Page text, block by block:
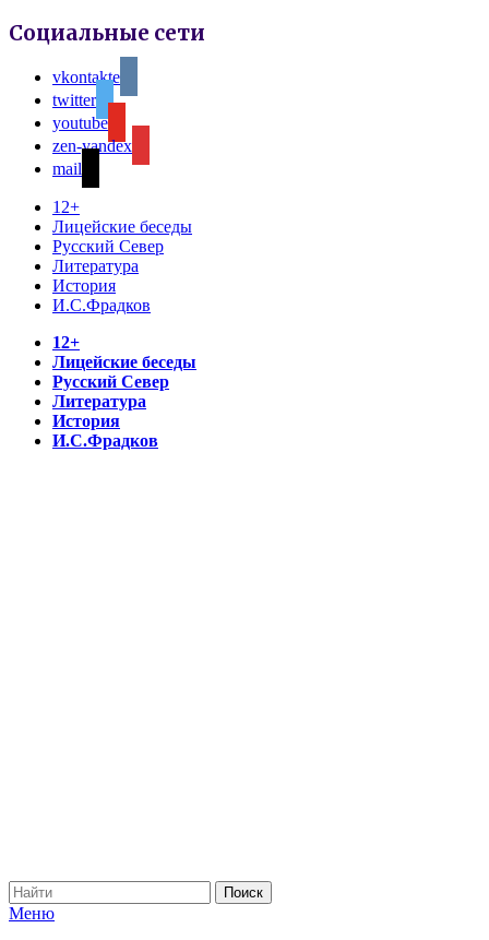
Социальные сети
vkontakte
twitter
youtube
zen-yandex
mail
12+
Лицейские беседы
Русский Север
Литература
История
И.С.Фрадков
12+
Лицейские беседы
Русский Север
Литература
История
И.С.Фрадков
Меню